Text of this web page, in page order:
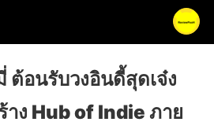
ต้อนรับวงอินดี้สุดเจ๋ง
าง Hub of Indie ภาย